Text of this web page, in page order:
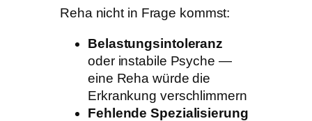
Reha nicht in Frage kommst:
Belastungsintoleranz
oder instabile Psyche —
eine Reha würde die
Erkrankung verschlimmern
Fehlende Spezialisierung